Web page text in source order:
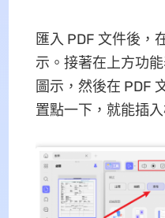
匯入 PDF 文件後，
示。接著在上方功
圖示，然後在 PDF
置點一下，就能插